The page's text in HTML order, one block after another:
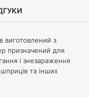
виготовлений з
призначений для
і знезараження
та інших